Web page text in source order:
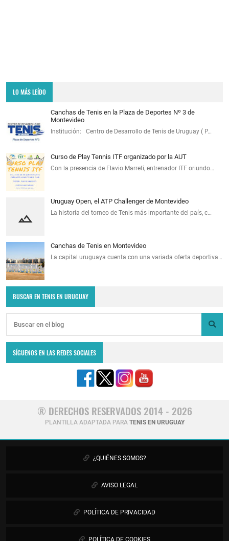
LO MÁS LEÍDO
Canchas de Tenis en la Plaza de Deportes Nº 3 de
Montevideo
Institución: Centro de Desarrollo de Tenis de Uruguay ( P…
Curso de Play Tennis ITF organizado por la AUT
Con la presencia de Flavio Marreti, entrenador ITF oriundo…
Uruguay Open, el ATP Challenger de Montevideo
La historia del torneo de Tenis más importante del país, c…
Canchas de Tenis en Montevideo
La capital uruguaya cuenta con una variada oferta deportiva…
BUSCAR EN TENIS EN URUGUAY
SÍGUENOS EN LAS REDES SOCIALES
® DERECHOS RESERVADOS 2014 - 2026
PLANTILLA ADAPTADA PARA TENIS EN URUGUAY
¿QUIÉNES SOMOS?
AVISO LEGAL
POLÍTICA DE PRIVACIDAD
POLÍTICA DE COOKIES